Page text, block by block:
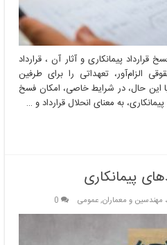
قرارداد پیمانکاری و آثار آن ، قرارداد
الزام‌آور، تعهداتی را برای طرفین
با این حال، در شرایط خاصی، امکان فسخ
به معنای انحلال قرارداد و …
پیمانکاری
مهندسین و معماران,عمومی 0